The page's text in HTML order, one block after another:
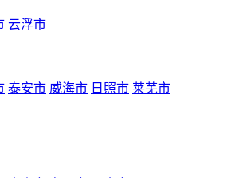
云浮市
泰安市 威海市 日照市 莱芜市